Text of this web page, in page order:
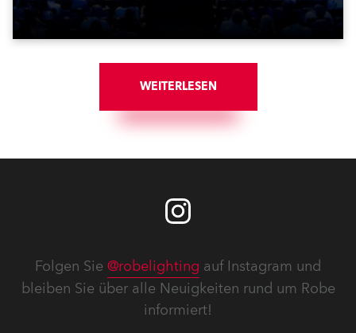
WEITERLESEN
Folgen Sie @robelighting auf Instagram und
bleiben Sie über alle Neuigkeiten rund um Robe
informiert!